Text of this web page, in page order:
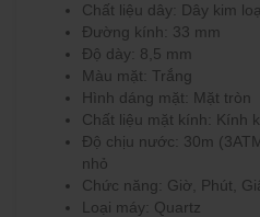
Chất liệu dây: Dây kim
Đường kính: 33 mm
Độ dày: 8,5 mm
Màu mặt: Trắng
Hình dáng mặt: Mặt tròn
Chất liệu mặt kính: Kính
Độ chịu nước: 30m
nhỏ
Chức năng: Giờ, Phút,
Loại máy: Quartz